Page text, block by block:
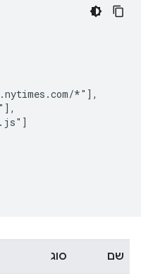
*"],
שם סוג